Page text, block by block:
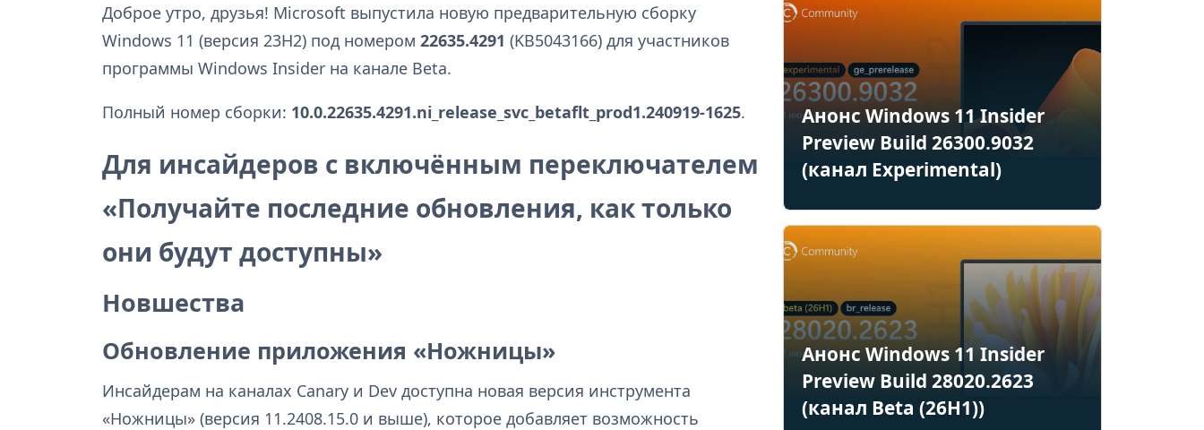
Доброе утро, друзья! Microsoft выпустила новую предварительную сборку
Windows 11 (версия 23H2) под номером 22635.4291 (KB5043166) для участников
программы Windows Insider на канале Beta.
Полный номер сборки: 10.0.22635.4291.ni_release_svc_betaflt_prod1.240919-1625.
Для инсайдеров с включённым переключателем
«Получайте последние обновления, как только
они будут доступны»
Новшества
Обновление приложения «Ножницы»
Инсайдерам на каналах Canary и Dev доступна новая версия инструмента
«Ножницы» (версия 11.2408.15.0 и выше), которое добавляет возможность
Анонс Windows 11 Insider
Preview Build 26300.9032
(канал Experimental)
Анонс Windows 11 Insider
Preview Build 28020.2623
(канал Beta (26H1))